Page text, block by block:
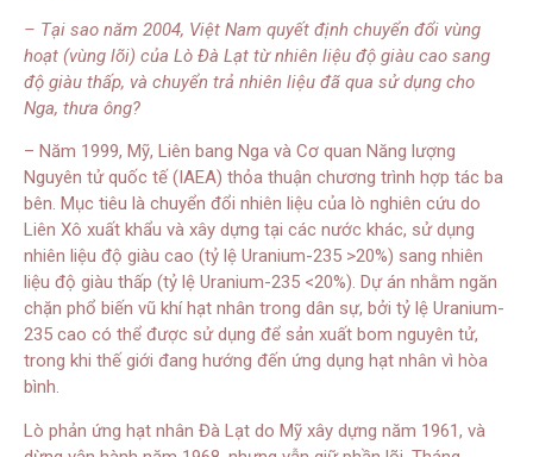
– Tại sao năm 2004, Việt Nam quyết định chuyển đổi vùng
hoạt (vùng lõi) của Lò Đà Lạt từ nhiên liệu độ giàu cao sang
độ giàu thấp, và chuyển trả nhiên liệu đã qua sử dụng cho
Nga, thưa ông?
– Năm 1999, Mỹ, Liên bang Nga và Cơ quan Năng lượng
Nguyên tử quốc tế (IAEA) thỏa thuận chương trình hợp tác ba
bên. Mục tiêu là chuyển đổi nhiên liệu của lò nghiên cứu do
Liên Xô xuất khẩu và xây dựng tại các nước khác, sử dụng
nhiên liệu độ giàu cao (tỷ lệ Uranium-235 >20%) sang nhiên
liệu độ giàu thấp (tỷ lệ Uranium-235 <20%). Dự án nhằm ngăn
chặn phổ biến vũ khí hạt nhân trong dân sự, bởi tỷ lệ Uranium-
235 cao có thể được sử dụng để sản xuất bom nguyên tử,
trong khi thế giới đang hướng đến ứng dụng hạt nhân vì hòa
bình.
Lò phản ứng hạt nhân Đà Lạt do Mỹ xây dựng năm 1961, và